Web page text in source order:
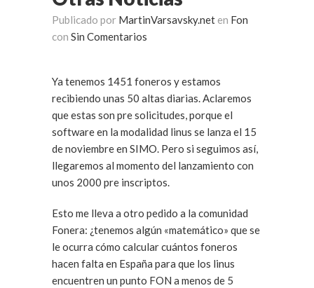
Publicado por MartinVarsavsky.net en Fon
con Sin Comentarios
Ya tenemos 1451 foneros y estamos
recibiendo unas 50 altas diarias. Aclaremos
que estas son pre solicitudes, porque el
software en la modalidad linus se lanza el 15
de noviembre en SIMO. Pero si seguimos así,
llegaremos al momento del lanzamiento con
unos 2000 pre inscriptos.
Esto me lleva a otro pedido a la comunidad
Fonera: ¿tenemos algún «matemático» que se
le ocurra cómo calcular cuántos foneros
hacen falta en España para que los linus
encuentren un punto FON a menos de 5